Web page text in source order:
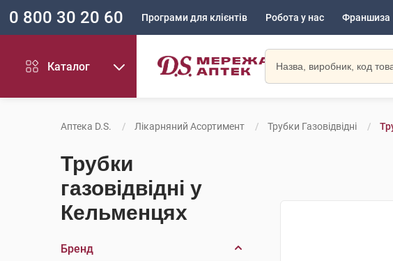
0 800 30 20 60 Програми для клієнтів Робота у нас Франшиза
Каталог
Аптека D.S. Лікарняний Асортимент Трубки Газовідвідні
Трубки
газовідвідні у
Кельменцях
Бренд